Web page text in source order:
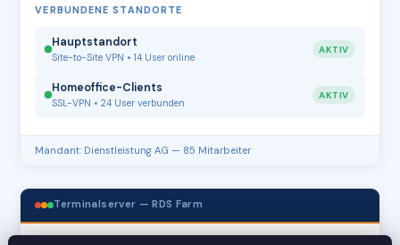
VERBUNDENE STANDORTE
Hauptstandort
Site-to-Site VPN • 14 User online
AKTIV
Homeoffice-Clients
SSL-VPN • 24 User verbunden
AKTIV
Mandant: Dienstleistung AG — 85 Mitarbeiter
Terminalserver — RDS Farm